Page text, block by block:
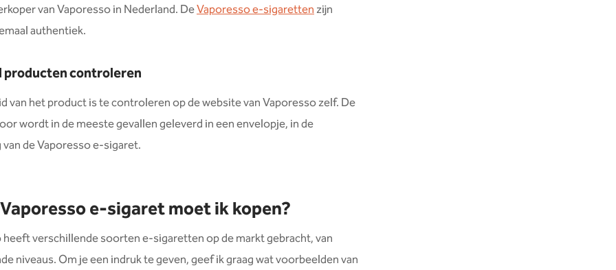
van Vaporesso in Nederland. DeVaporesso e-sigarettenzijn
authentiek.
producten controleren
van het product is te controleren op de website van Vaporesso zelf. De
wordt in de meeste gevallen geleverd in een envelopje, in de
de Vaporesso e-sigaret.
e-sigaret moet ik kopen?
verschillende soorten e-sigaretten op de markt gebracht, van
niveaus. Om je een indruk te geven, geef ik graag wat voorbeelden van